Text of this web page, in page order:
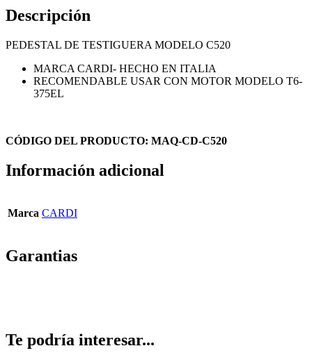
Descripción
PEDESTAL DE TESTIGUERA MODELO C520
MARCA CARDI- HECHO EN ITALIA
RECOMENDABLE USAR CON MOTOR MODELO T6-
375EL
CÓDIGO DEL PRODUCTO: MAQ-CD-C520
Información adicional
Marca CARDI
Garantias
Te podría interesar...